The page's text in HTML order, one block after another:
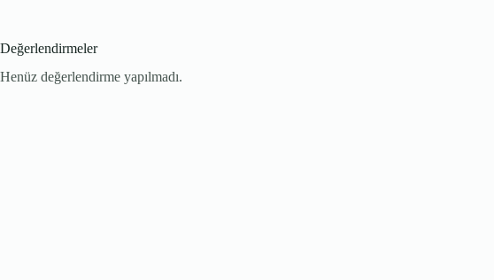
Değerlendirmeler
Henüz değerlendirme yapılmadı.